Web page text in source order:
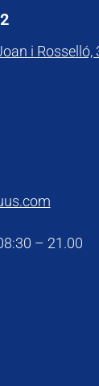
i Rosselló,
– 21.00